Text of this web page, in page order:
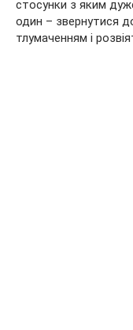
стосунки з яким
один – звернутися
тлумаченням і